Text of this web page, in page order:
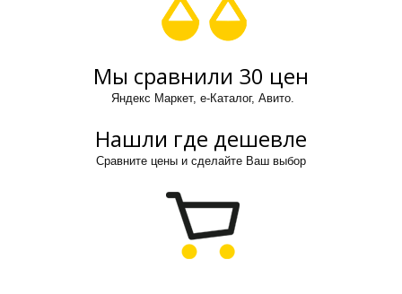
Мы сравнили 30 цен
Яндекс Маркет, е-Каталог, Авито.
Нашли где дешевле
Сравните цены и сделайте Ваш выбор